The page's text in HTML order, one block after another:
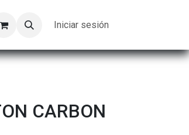
Trabajos Iniciar sesión
CARBON